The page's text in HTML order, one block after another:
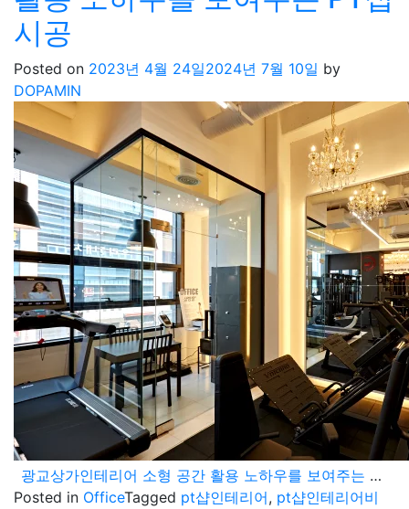
시공
Posted on 2023년 4월 24일2024년 7월 10일 by
DOPAMIN
광교상가인테리어 소형 공간 활용 노하우를 보여주는 PT샵 시공
Posted in OfficeTagged pt샵인테리어, pt샵인테리어비